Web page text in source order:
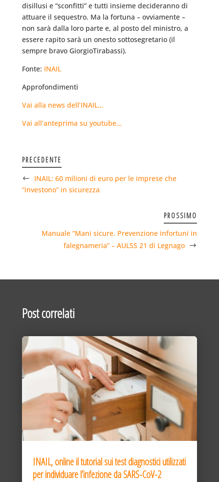
disillusi e “sconfitti” e tutti insieme decideranno di
attuare il sequestro. Ma la fortuna – ovviamente –
non sarà dalla loro parte e, al posto del ministro, a
essere rapito sarà un onesto sottosegretario (il
sempre bravo GiorgioTirabassi).
Fonte: INAIL
Approfondimenti
Vai alla news dell’INAIL…
Vai all’anteprima su youtube…
PRECEDENTE
INAIL: 60 milioni di euro per le imprese che
“investono” in sicurezza
PROSSIMO
Manuale “Mani sicure. Prevenzione infortuni in
falegnameria” – AULSS 21 di Legnago
Post correlati
INAIL, online il tutorial sui test diagnostici utilizzati
per individuare l’infezione da SARS-CoV-2